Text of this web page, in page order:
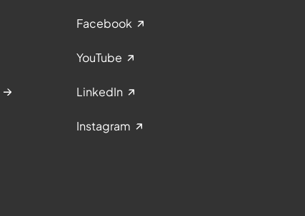
Facebook
YouTube
LinkedIn
Instagram